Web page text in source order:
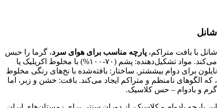
شانل
شانل با بافت متراکم، پارچه مناسب برای هوای سرد، گرما را حبس
می‌کند. مواد تشکیل‌دهنده: پشم (۷۰-۱۰۰%) با مخلوط اکریلیک یا
نایلون برای دوام بیششتر. ساختار: بافته‌شده با نخ‌های رنگی مخلوط
، که الگوهای نامنظم و متراکم ایجاد می‌کند. بافت: خشن و زبر، اما
گرم و بادوام – حس کلاسیک.